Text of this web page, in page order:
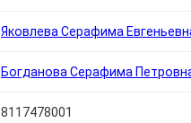
Яковлева Серафима
Богданова Серафима
8117478001